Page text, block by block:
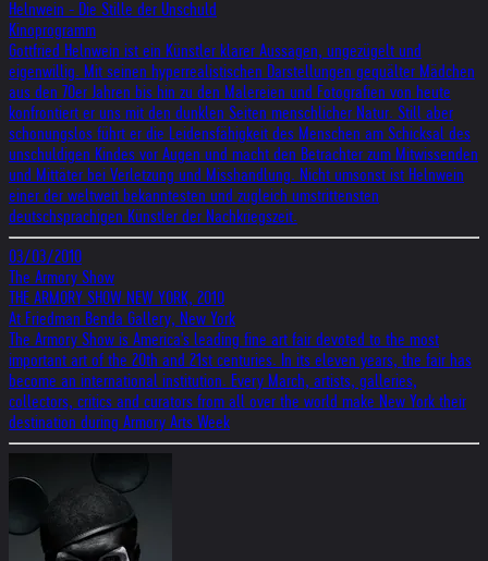
Helnwein - Die Stille der Unschuld
Kinoprogramm
Gottfried Helnwein ist ein Künstler klarer Aussagen, ungezügelt und
eigenwillig. Mit seinen hyperrealistischen Darstellungen gequälter Mädchen
aus den 70er Jahren bis hin zu den Malereien und Fotografien von heute
konfrontiert er uns mit den dunklen Seiten menschlicher Natur. Still aber
schonungslos führt er die Leidensfähigkeit des Menschen am Schicksal des
unschuldigen Kindes vor Augen und macht den Betrachter zum Mitwissenden
und Mittäter bei Verletzung und Misshandlung. Nicht umsonst ist Helnwein
einer der weltweit bekanntesten und zugleich umstrittensten
deutschsprachigen Künstler der Nachkriegszeit.
03/03/2010
The Armory Show
THE ARMORY SHOW NEW YORK, 2010
At Friedman Benda Gallery, New York
The Armory Show is America's leading fine art fair devoted to the most
important art of the 20th and 21st centuries. In its eleven years, the fair has
become an international institution. Every March, artists, galleries,
collectors, critics and curators from all over the world make New York their
destination during Armory Arts Week